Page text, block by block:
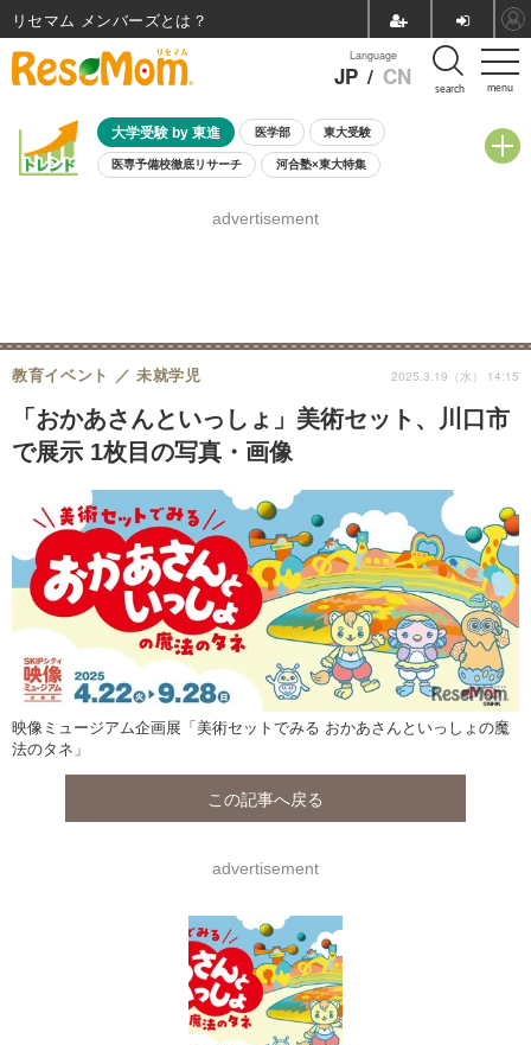
menu
Language
JP / CN search
大学受験 by 東進 医学部 東大受験
医専予備校徹底リサーチ 河合塾×東大特集
8月開催学校説明会・相談会
advertisement
「おかあさんといっしょ」美術セット、川口市
で展示 1枚目の写真・画像
教育イベント 未就学児 2025.3.19（水） 14:15
映像ミュージアム企画展「美術セットでみる おかあさんといっしょの魔
法のタネ」
この記事へ戻る
advertisement
リセマム メンバーズ